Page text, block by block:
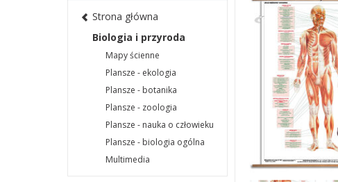
Strona główna
Biologia i przyroda
Mapy ścienne
Plansze - ekologia
Plansze - botanika
Plansze - zoologia
Plansze - nauka o człowieku
Plansze - biologia ogólna
Multimedia